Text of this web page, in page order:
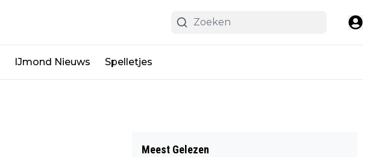
IJmond Nieuws Spelletjes
Meest Gelezen